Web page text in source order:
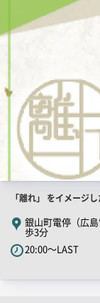
店
舗
PR
キ
ッ
「離れ」 をイメージ
銀山町電停（広
歩3分
20:00～LAST